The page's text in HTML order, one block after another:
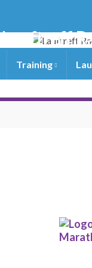
Lauftreff
Training